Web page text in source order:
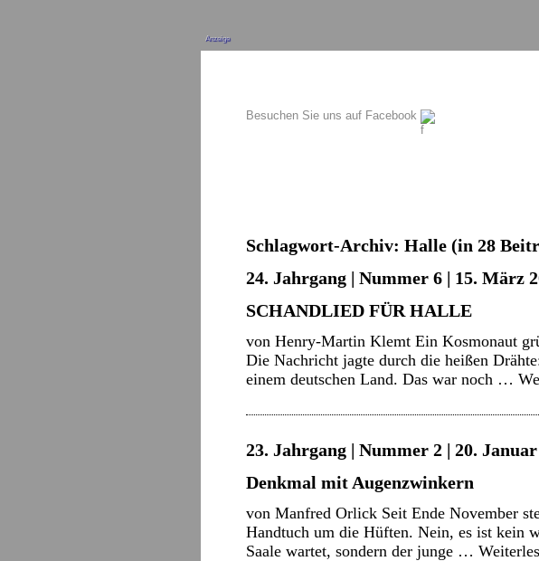
Anzeige
Besuchen Sie uns auf Facebook
Schlagwort-Archiv: Halle (in 28
24. Jahrgang | Nummer 6 | 15. März
SCHANDLIED FÜR HALLE
von Henry-Martin Klemt Ein Kosmonaut
Die Nachricht jagte durch die heißen
einem deutschen Land. Das war noch …
23. Jahrgang | Nummer 2 | 20.
Denkmal mit Augenzwinkern
von Manfred Orlick Seit Ende November
Handtuch um die Hüften. Nein, es ist kein
Saale wartet, sondern der junge …